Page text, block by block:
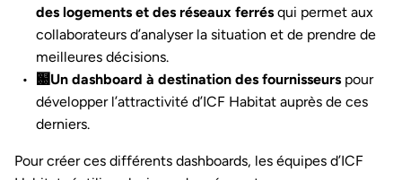
des logements et des réseaux ferrés qui permet aux
collaborateurs d’analyser la situation et de prendre de
meilleures décisions.
฀Un dashboard à destination des fournisseurs pour
développer l’attractivité d’ICF Habitat auprès de ces
derniers.
Pour créer ces différents dashboards, les équipes d’ICF